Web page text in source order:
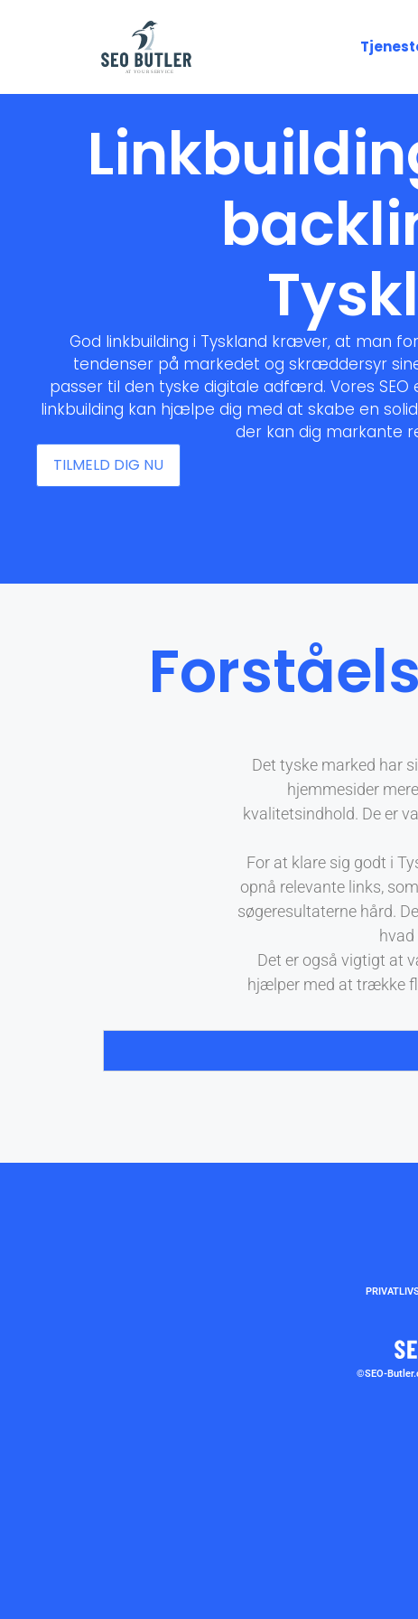
God linkbuilding i Tyskland kræver, at man
tendenser på markedet og skræddersyr
passer til den tyske digitale adfærd. Vores SEO
linkbuilding kan hjælpe dig med at skabe en
der kan dig markante
TILMELD DIG NU
Det tyske marked har
hjemmesider
kvalitetsindhold. De er
For at klare sig godt i
opnå relevante links,
søgeresultaterne hård.
Det er også vigtigt at
hjælper med at trække
©SEO-